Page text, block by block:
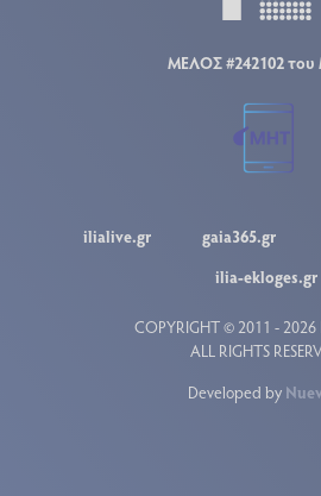
ΜΕΛΟΣ #242102
ilialive.gr gaia365.gr
ilia-ekloges.gr
COPYRIGHT © 2011 - 2026
ALL RIGHTS
Developed by